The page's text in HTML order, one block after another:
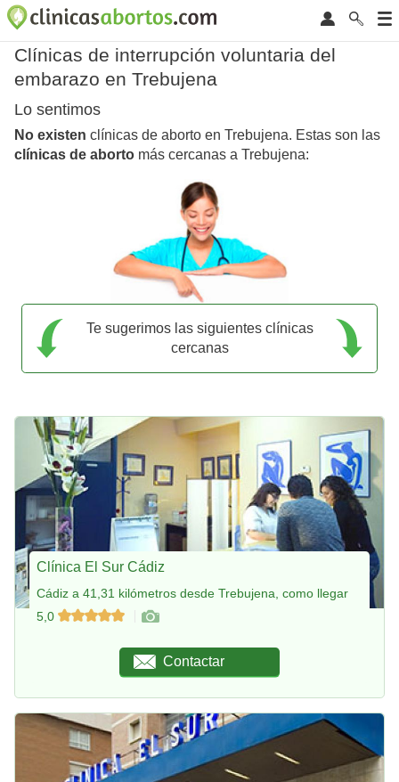
Clínicas de interrupción voluntaria del
embarazo en Trebujena
Lo sentimos
No existen clínicas de aborto en Trebujena. Estas son las
clínicas de aborto más cercanas a Trebujena:
Te sugerimos las siguientes clínicas
cercanas
Clínica El Sur Cádiz
Cádiz a 41,31 kilómetros desde Trebujena, como llegar
5,0
Contactar